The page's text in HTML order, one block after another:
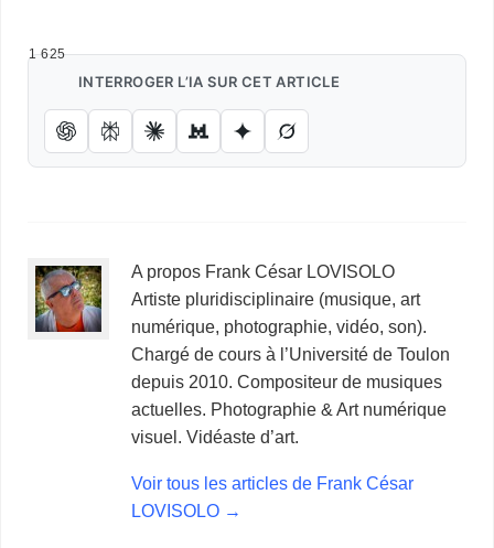
1 625
INTERROGER L’IA SUR CET ARTICLE
A propos Frank César LOVISOLO
Artiste pluridisciplinaire (musique, art
numérique, photographie, vidéo, son).
Chargé de cours à l’Université de Toulon
depuis 2010. Compositeur de musiques
actuelles. Photographie & Art numérique
visuel. Vidéaste d’art.
Voir tous les articles de Frank César
LOVISOLO →